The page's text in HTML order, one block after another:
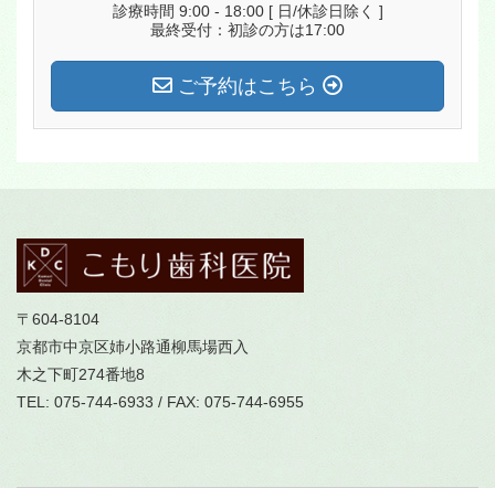
診療時間 9:00 - 18:00 [ 日/休診日除く ]
最終受付：初診の方は17:00
ご予約はこちら
〒604-8104
京都市中京区姉小路通柳馬場西入
木之下町274番地8
TEL: 075-744-6933 / FAX: 075-744-6955